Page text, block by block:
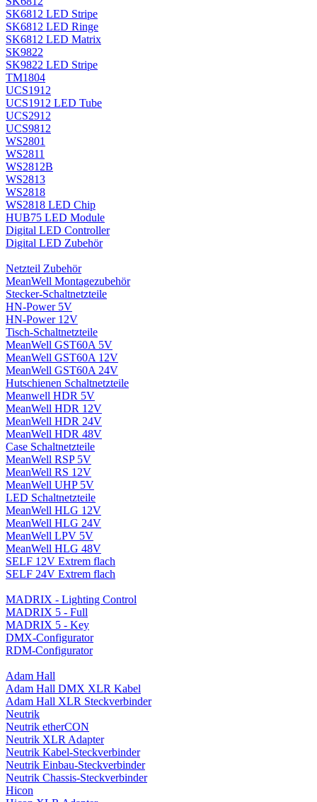
SK6812 LED Stripe
SK6812 LED Ringe
SK6812 LED Matrix
SK9822
SK9822 LED Stripe
TM1804
UCS1912
UCS1912 LED Tube
UCS2912
UCS9812
WS2801
WS2811
WS2812B
WS2813
WS2818
WS2818 LED Chip
HUB75 LED Module
Digital LED Controller
Digital LED Zubehör
Netzteil Zubehör
MeanWell Montagezubehör
Stecker-Schaltnetzteile
HN-Power 5V
HN-Power 12V
Tisch-Schaltnetzteile
MeanWell GST60A 5V
MeanWell GST60A 12V
MeanWell GST60A 24V
Hutschienen Schaltnetzteile
Meanwell HDR 5V
MeanWell HDR 12V
MeanWell HDR 24V
MeanWell HDR 48V
Case Schaltnetzteile
MeanWell RSP 5V
MeanWell RS 12V
MeanWell UHP 5V
LED Schaltnetzteile
MeanWell HLG 12V
MeanWell HLG 24V
MeanWell LPV 5V
MeanWell HLG 48V
SELF 12V Extrem flach
SELF 24V Extrem flach
MADRIX - Lighting Control
MADRIX 5 - Full
MADRIX 5 - Key
DMX-Configurator
RDM-Configurator
Adam Hall
Adam Hall DMX XLR Kabel
Adam Hall XLR Steckverbinder
Neutrik
Neutrik etherCON
Neutrik XLR Adapter
Neutrik Kabel-Steckverbinder
Neutrik Einbau-Steckverbinder
Neutrik Chassis-Steckverbinder
Hicon